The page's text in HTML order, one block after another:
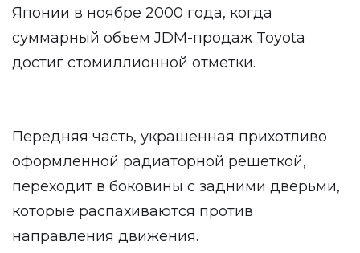
Японии в ноябре 2000 года, когда
суммарный объем JDM-продаж Toyota
достиг стомиллионной отметки.
Передняя часть, украшенная прихотливо
оформленной радиаторной решеткой,
переходит в боковины с задними дверьми,
которые распахиваются против
направления движения.